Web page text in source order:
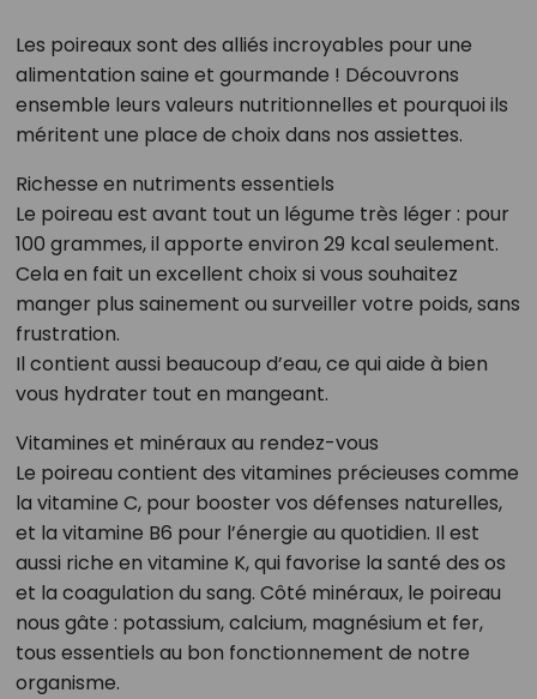
Les poireaux sont des alliés incroyables pour une
alimentation saine et gourmande ! Découvrons
ensemble leurs valeurs nutritionnelles et pourquoi ils
méritent une place de choix dans nos assiettes.
Richesse en nutriments essentiels
Le poireau est avant tout un légume très léger : pour
100 grammes, il apporte environ 29 kcal seulement.
Cela en fait un excellent choix si vous souhaitez
manger plus sainement ou surveiller votre poids, sans
frustration.
Il contient aussi beaucoup d’eau, ce qui aide à bien
vous hydrater tout en mangeant.
Vitamines et minéraux au rendez-vous
Le poireau contient des vitamines précieuses comme
la vitamine C, pour booster vos défenses naturelles,
et la vitamine B6 pour l’énergie au quotidien. Il est
aussi riche en vitamine K, qui favorise la santé des os
et la coagulation du sang. Côté minéraux, le poireau
nous gâte : potassium, calcium, magnésium et fer,
tous essentiels au bon fonctionnement de notre
organisme.